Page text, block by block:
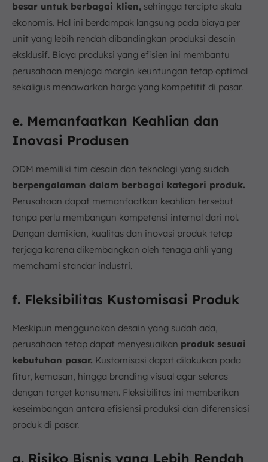
besar untuk berbagai klien, sehingga tercipta skala
ekonomis. Hal ini berdampak langsung pada biaya per
unit yang lebih rendah dibandingkan produksi desain
eksklusif. Biaya produksi yang efisien ini membantu
perusahaan menjaga margin keuntungan tetap optimal
sekaligus menawarkan harga yang kompetitif di pasar.
e. Memanfaatkan Keahlian dan
Inovasi Produsen
ODM memiliki tim desain dan teknologi yang sudah
berpengalaman dalam berbagai kategori produk.
Perusahaan dapat memanfaatkan keahlian tersebut
tanpa perlu membangun kompetensi internal dari nol.
Dengan demikian, kualitas dan inovasi produk tetap
terjaga karena dikembangkan oleh tenaga ahli yang
memahami standar industri.
f. Fleksibilitas Kustomisasi Produk
Meskipun menggunakan desain yang sudah ada,
perusahaan tetap dapat menyesuaikan produk sesuai
kebutuhan pasar. Kustomisasi dapat dilakukan pada
fitur, kemasan, hingga branding visual agar selaras
dengan target konsumen. Fleksibilitas ini memberikan
keseimbangan antara efisiensi produksi dan diferensiasi
produk di pasar.
g. Risiko Bisnis yang Lebih Rendah